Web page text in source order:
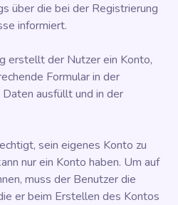
über die bei der Registrierung
informiert.
erstellt der Nutzer ein Konto,
Formular in der
ausfüllt und in der
sein eigenes Konto zu
nur ein Konto haben. Um auf
muss der Benutzer die
er beim Erstellen des Kontos